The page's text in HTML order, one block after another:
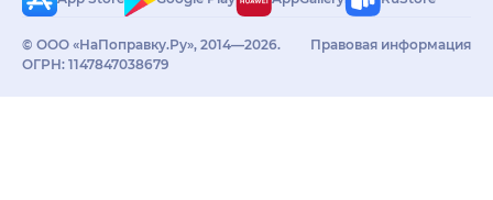
© ООО «НаПоправку.Ру», 2014—2026.
ОГРН: 1147847038679
Правовая информация